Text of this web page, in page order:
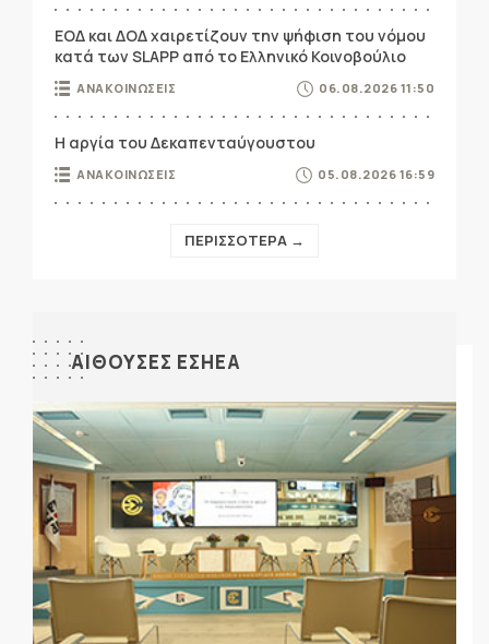
ΕΟΔ και ΔΟΔ χαιρετίζουν την ψήφιση του νόμου
κατά των SLAPP από το Ελληνικό Κοινοβούλιο
ΑΝΑΚΟΙΝΩΣΕΙΣ 06.08.2026 11:50
Η αργία του Δεκαπενταύγουστου
ΑΝΑΚΟΙΝΩΣΕΙΣ 05.08.2026 16:59
ΠΕΡΙΣΣΟΤΕΡΑ →
ΑΙΘΟΥΣΕΣ ΕΣΗΕΑ